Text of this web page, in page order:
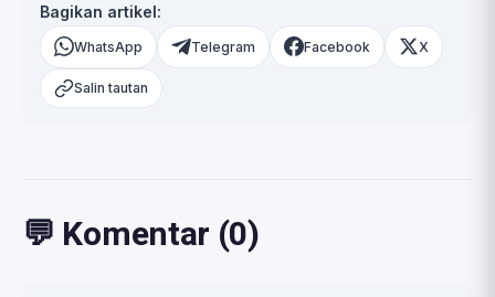
Bagikan artikel:
WhatsApp Telegram Facebook X
Salin tautan
💬 Komentar (0)